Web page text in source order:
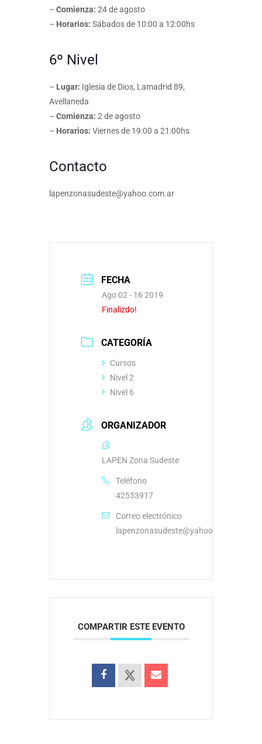
– Comienza: 24 de agosto
– Horarios: Sábados de 10:00 a 12:00hs
6º Nivel
– Lugar: Iglesia de Dios, Lamadrid 89,
Avellaneda
– Comienza: 2 de agosto
– Horarios: Viernes de 19:00 a 21:00hs
Contacto
lapenzonasudeste@yahoo.com.ar
FECHA
Ago 02 - 16 2019
Finalizdo!
CATEGORÍA
Cursos
Nivel 2
Nivel 6
ORGANIZADOR
LAPEN Zona Sudeste
Teléfono
42553917
Correo electrónico
lapenzonasudeste@yahoo.com.ar
COMPARTIR ESTE EVENTO